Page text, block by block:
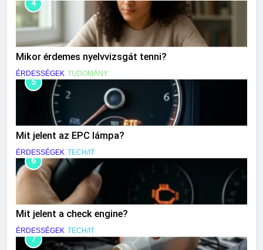
4
Mikor érdemes nyelvvizsgát tenni?
ÉRDESSÉGEK TUDOMÁNY
5
Mit jelent az EPC lámpa?
ÉRDESSÉGEK TECH/IT
6
Mit jelent a check engine?
ÉRDESSÉGEK TECH/IT
7